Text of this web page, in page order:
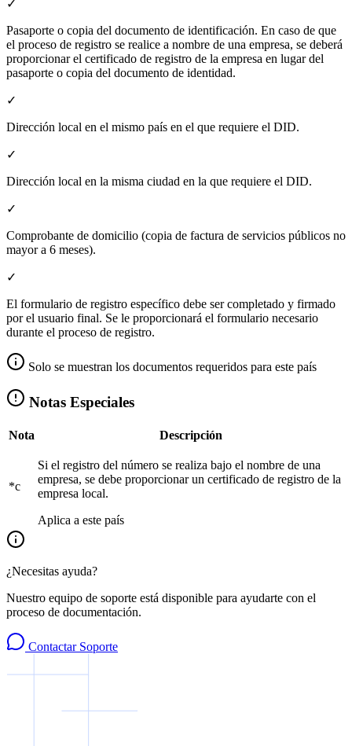
✓
Pasaporte o copia del documento de identificación. En caso de que
el proceso de registro se realice a nombre de una empresa, se deberá
proporcionar el certificado de registro de la empresa en lugar del
pasaporte o copia del documento de identidad.
✓
Dirección local en el mismo país en el que requiere el DID.
✓
Dirección local en la misma ciudad en la que requiere el DID.
✓
Comprobante de domicilio (copia de factura de servicios públicos no
mayor a 6 meses).
✓
El formulario de registro específico debe ser completado y firmado
por el usuario final. Se le proporcionará el formulario necesario
durante el proceso de registro.
Solo se muestran los documentos requeridos para este país
Notas Especiales
Nota Descripción
*c
Si el registro del número se realiza bajo el nombre de una
empresa, se debe proporcionar un certificado de registro de la
empresa local.
Aplica a este país
¿Necesitas ayuda?
Nuestro equipo de soporte está disponible para ayudarte con el
proceso de documentación.
Contactar Soporte